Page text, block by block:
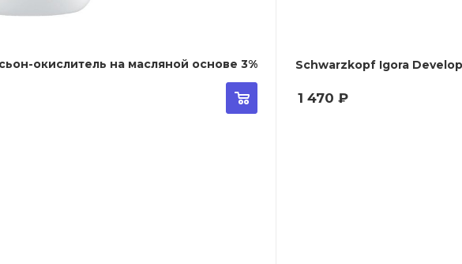
окислитель на масляной основе 3%
1 470 ₽